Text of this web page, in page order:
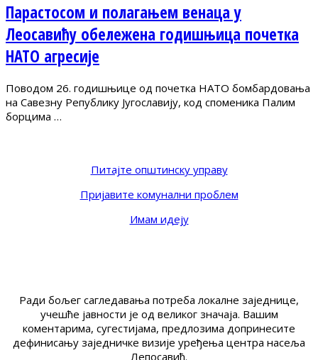
Парастосом и полагањем венаца у
Леосавићу обележена годишњица почетка
НАТО агресије
Поводом 26. годишњице од почетка НАТО бомбардовања
на Савезну Републику Југославију, код споменика Палим
борцима …
Питајте општинску управу
Пријавите комунални проблем
Имам идеју
Ради бољег сагледавања потреба локалне заједнице,
учешће јавности је од великог значаја. Вашим
коментарима, сугестијама, предлозима допринесите
дефинисању заједничке визије уређења центра насеља
Лепосавић.